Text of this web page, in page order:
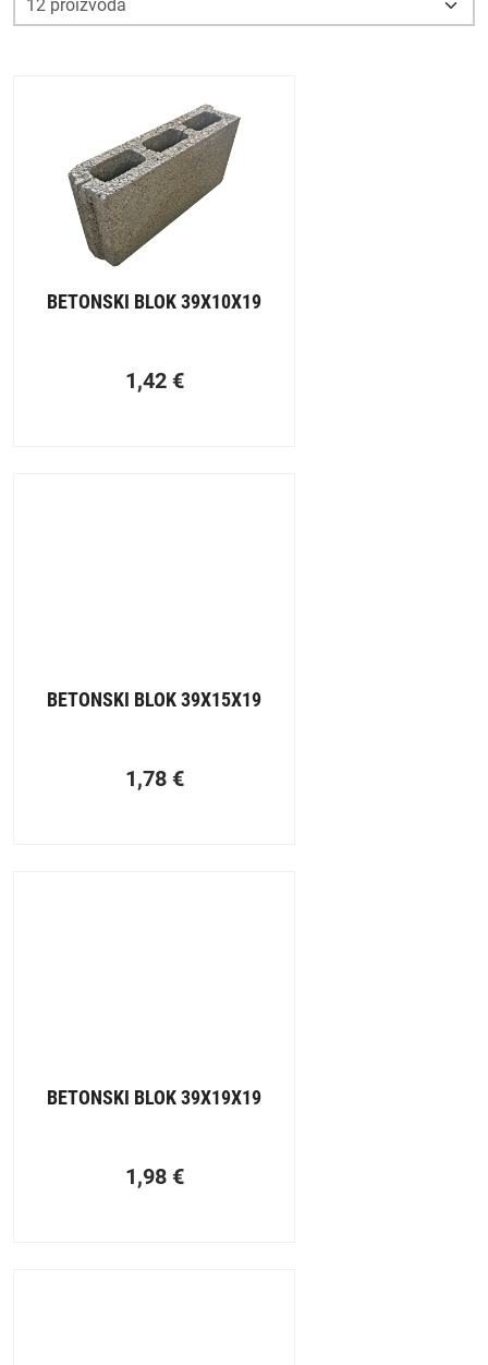
Glavne odlike naših betonskih blokova su visoka čvrstoća i
Vam omogućavaju brzu gradnju, te ih možete koristiti za
izgradnju zida kuće, garaže ili čak podruma.
BETONSKI BLOK 39X10X19
1,42 €
BETONSKI BLOK 39X15X19
1,78 €
BETONSKI BLOK 39X19X19
1,98 €